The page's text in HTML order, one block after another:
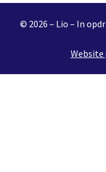
© 2026 – Lio – In